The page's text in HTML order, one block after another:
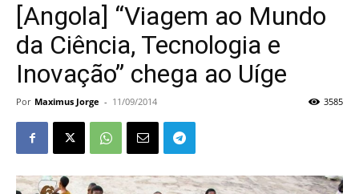
[Angola] “Viagem ao Mundo
da Ciência, Tecnologia e
Inovação” chega ao Uíge
Por Maximus Jorge - 11/09/2014 3585